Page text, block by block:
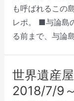
も呼ばれるこの
レポ。 ■与論島
る前まで、与論
世界遺産
2018/7/9